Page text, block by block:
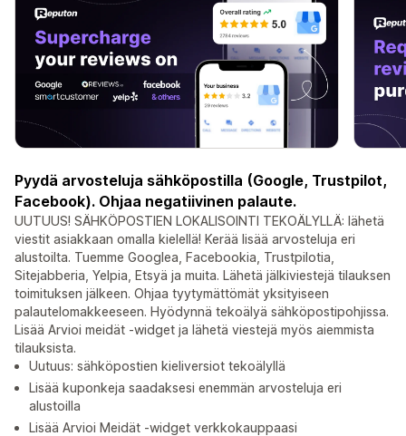
Pyydä arvosteluja sähköpostilla (Google, Trustpilot,
Facebook). Ohjaa negatiivinen palaute.
UUTUUS! SÄHKÖPOSTIEN LOKALISOINTI TEKOÄLYLLÄ: lähetä
viestit asiakkaan omalla kielellä! Kerää lisää arvosteluja eri
alustoilta. Tuemme Googlea, Facebookia, Trustpilotia,
Sitejabberia, Yelpia, Etsyä ja muita. Lähetä jälkiviestejä tilauksen
toimituksen jälkeen. Ohjaa tyytymättömät yksityiseen
palautelomakkeeseen. Hyödynnä tekoälyä sähköpostipohjissa.
Lisää Arvioi meidät -widget ja lähetä viestejä myös aiemmista
tilauksista.
Uutuus: sähköpostien kieliversiot tekoälyllä
Lisää kuponkeja saadaksesi enemmän arvosteluja eri
alustoilla
Lisää Arvioi Meidät -widget verkkokauppaasi